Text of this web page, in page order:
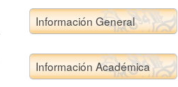
Información General
Información Académica